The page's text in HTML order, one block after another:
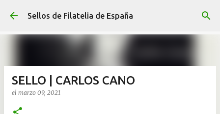
Ir al contenido principal
Sellos de Filatelia de España
SELLO | CARLOS CANO
el marzo 09, 2021